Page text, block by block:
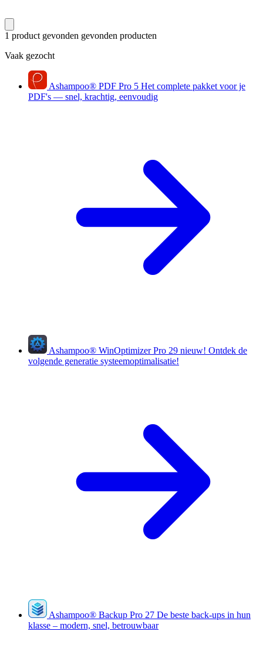
1 product gevonden gevonden producten
Vaak gezocht
Ashampoo® PDF Pro 5 Het complete pakket voor je
PDF's — snel, krachtig, eenvoudig
Ashampoo® WinOptimizer Pro 29 nieuw! Ontdek de
volgende generatie systeemoptimalisatie!
Ashampoo® Backup Pro 27 De beste back-ups in hun
klasse – modern, snel, betrouwbaar